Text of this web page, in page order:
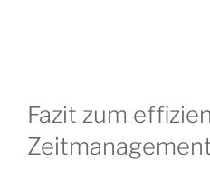
Fazit zum